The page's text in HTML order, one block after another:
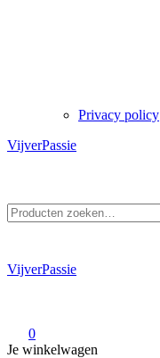
Privacy policy
VijverPassie
naar:
VijverPassie
0
Je winkelwagen